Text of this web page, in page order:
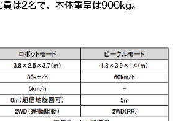
員は2名で、本体重量は900kg。